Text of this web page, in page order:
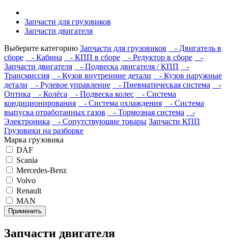
Запчасти для грузовиков
Запчасти двигателя
Выберите категорию Запчасти для грузовиков
- Двигатель в
сборе
- Кабина - КПП в сборе - Редуктор в сборе
-
Запчасти двигателя
- Подвеска двигателя / КПП
-
Трансмиссия
- Кузов внутренние детали
- Кузов наружные
детали
- Рулевое управление - Пневматическая система
-
Оптика
- Колёса - Подвеска колес
- Система
кондиционирования
- Система охлаждения
- Система
выпуска отработанных газов
- Тормозная система
-
Электроника
- Сопутствующие товары Запчасти КПП
Грузовики на разборке
Марка грузовика
DAF
Scania
Mercedes-Benz
Volvo
Renault
MAN
Применить
Запчасти двигателя